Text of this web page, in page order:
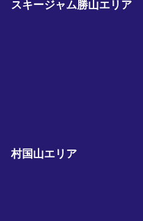
スキージャム勝山エリア
村国山エリア